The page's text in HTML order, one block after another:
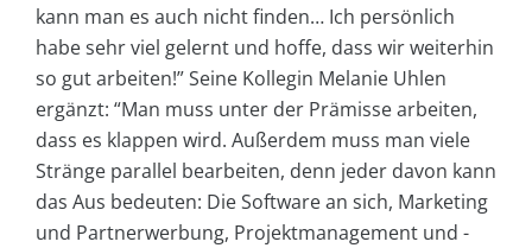
kann man es auch nicht finden… Ich persönlich
habe sehr viel gelernt und hoffe, dass wir weiterhin
so gut arbeiten!” Seine Kollegin Melanie Uhlen
ergänzt: “Man muss unter der Prämisse arbeiten,
dass es klappen wird. Außerdem muss man viele
Stränge parallel bearbeiten, denn jeder davon kann
das Aus bedeuten: Die Software an sich, Marketing
und Partnerwerbung, Projektmanagement und -